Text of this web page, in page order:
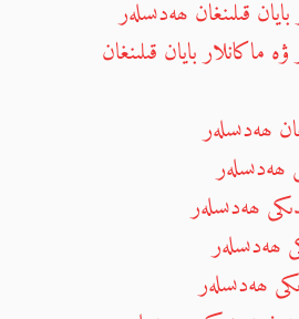
قىلىنغان ھەدىسلەر
ماكانلار بايان قىلىنغان
ھەدىسلەر
ھەدىسلەر
ھەدىسلەر
ھەدىسلەر
ھەدىسلەر